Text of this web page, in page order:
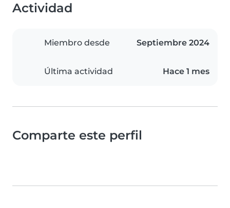
Actividad
Miembro desde Septiembre 2024
Última actividad Hace 1 mes
Comparte este perfil